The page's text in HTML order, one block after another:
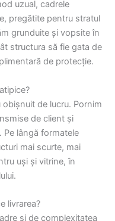
uzual, cadrele
pregătite pentru stratul
grunduite și vopsite în
structura să fie gata de
de protecție.
de lucru. Pornim
de client și
Pe lângă formatele
mai scurte, mai
uși și vitrine, în
livrarea?
și de complexitatea